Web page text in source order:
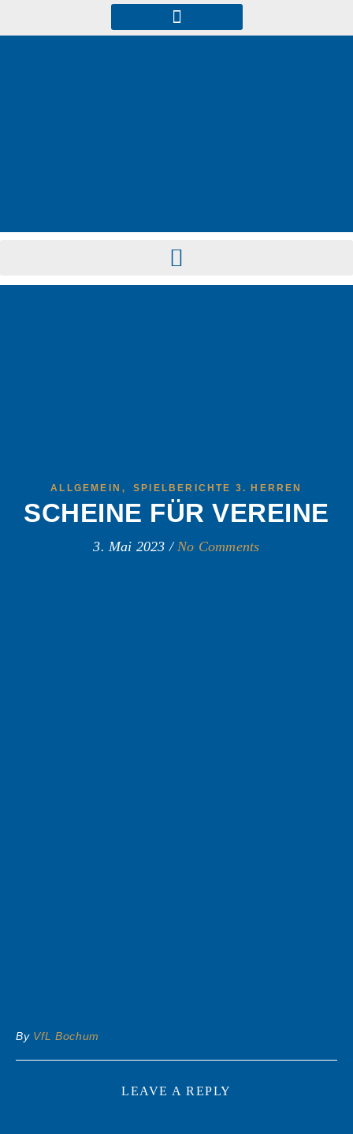
ALLGEMEIN ,SPIELBERICHTE 3. HERREN
SCHEINE FÜR VEREINE
3. Mai 2023 / No Comments
By VfL Bochum
LEAVE A REPLY